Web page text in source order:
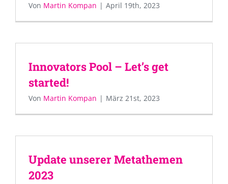
Von Martin Kompan | April 19th, 2023
Innovators Pool – Let’s get
started!
Von Martin Kompan | März 21st, 2023
Update unserer Metathemen
2023